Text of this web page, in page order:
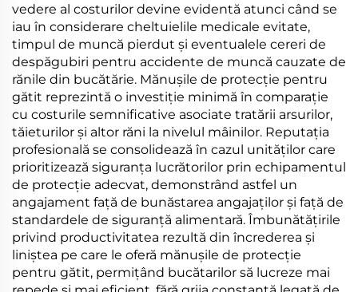
vedere al costurilor devine evidentă atunci când se
iau în considerare cheltuielile medicale evitate,
timpul de muncă pierdut și eventualele cereri de
despăgubiri pentru accidente de muncă cauzate de
rănile din bucătărie. Mănușile de protecție pentru
gătit reprezintă o investiție minimă în comparație
cu costurile semnificative asociate tratării arsurilor,
tăieturilor și altor răni la nivelul mâinilor. Reputația
profesională se consolidează în cazul unităților care
prioritizează siguranța lucrătorilor prin echipamentul
de protecție adecvat, demonstrând astfel un
angajament față de bunăstarea angajaților și față de
standardele de siguranță alimentară. Îmbunătățirile
privind productivitatea rezultă din încrederea și
liniștea pe care le oferă mănușile de protecție
pentru gătit, permițând bucătarilor să lucreze mai